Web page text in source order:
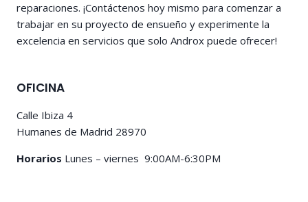
reparaciones. ¡Contáctenos hoy mismo para comenzar a
trabajar en su proyecto de ensueño y experimente la
excelencia en servicios que solo Androx puede ofrecer!
OFICINA
Calle Ibiza 4
Humanes de Madrid 28970
Horarios Lunes – viernes 9:00AM-6:30PM